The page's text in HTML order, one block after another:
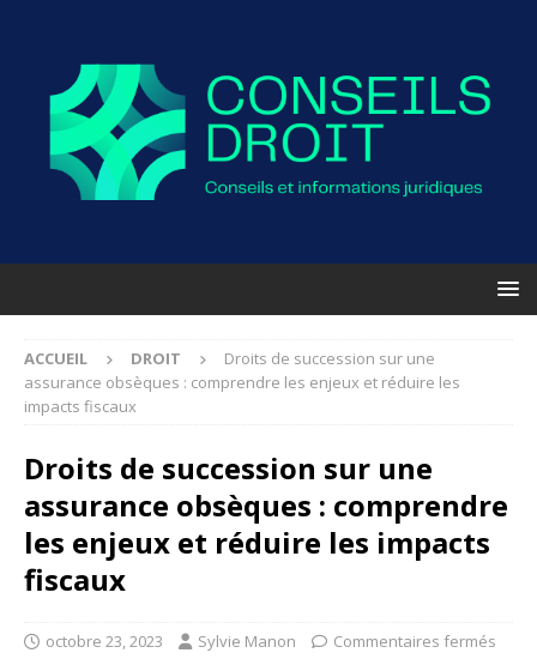
ACCUEIL DROIT
Droits de succession sur une
assurance obsèques : comprendre les enjeux et réduire les
impacts fiscaux
Droits de succession sur une
assurance obsèques : comprendre
les enjeux et réduire les impacts
fiscaux
octobre 23, 2023 Sylvie Manon Commentaires fermés